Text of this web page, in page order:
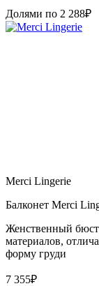
Долями по 2 288₽
Merci Lingerie
Балконет Merci
Женственный
материалов,
форму груди
7 355₽